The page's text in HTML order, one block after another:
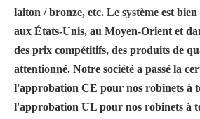
laiton / bronze, etc. Le système est
aux États-Unis, au Moyen-Orient et
des prix compétitifs, des produits de
attentionné. Notre société a passé la
l'approbation CE pour nos robinets à
l'approbation UL pour nos robinets à